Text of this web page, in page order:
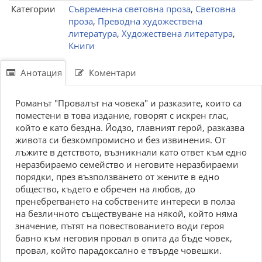
Категории Съвременна световна проза, Световна
проза, Преводна художествена
литература, Художествена литература,
Книги
Анотация Коментари
Романът "Провалът на човека" и разказите, които са
поместени в това издание, говорят с искрен глас,
който е като бездна. Йодзо, главният герой, разказва
живота си безкомпромисно и без извинения. От
лъжите в детството, възникнали като ответ към едно
неразбираемо семейство и неговите неразбираеми
порядки, през възползването от жените в едно
общество, където е обречен на любов, до
пренебрегването на собствените интереси в полза
на безличното съществуване на някой, който няма
значение, пътят на повествованието води героя
бавно към неговия провал в опита да бъде човек,
провал, който парадоксално е твърде човешки.